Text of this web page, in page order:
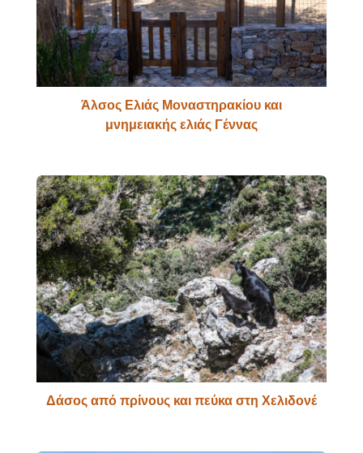
Άλσος Ελιάς Μοναστηρακίου και
μνημειακής ελιάς Γέννας
Δάσος από πρίνους και πεύκα στη Χελιδονέ